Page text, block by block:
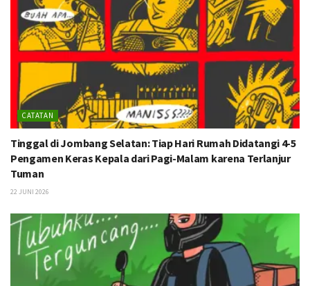
CATATAN
Tinggal di Jombang Selatan: Tiap Hari Rumah Didatangi 4-5
Pengamen Keras Kepala dari Pagi-Malam karena Terlanjur
Tuman
22 JUNI 2026